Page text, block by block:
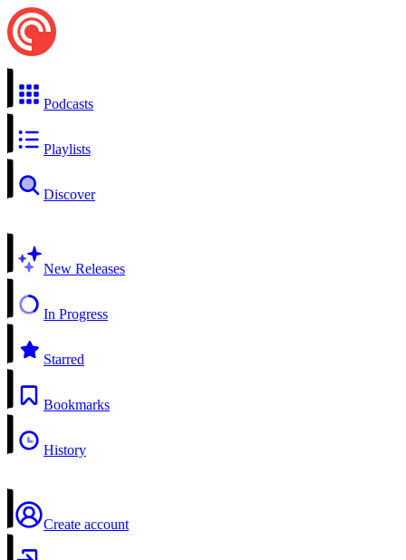
Podcasts
Playlists
Discover
New Releases
In Progress
Starred
Bookmarks
History
Create account